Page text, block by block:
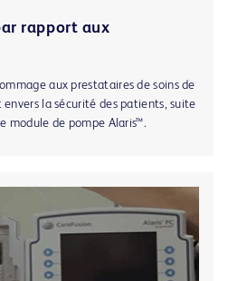
rapport aux
aux prestataires de soins de
la sécurité des patients, suite
module de pompe Alaris™.